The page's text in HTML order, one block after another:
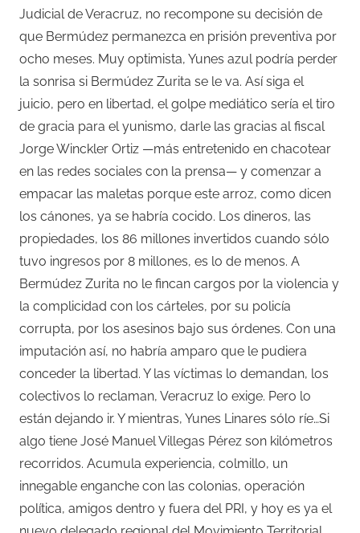
Judicial de Veracruz, no recompone su decisión de
que Bermúdez permanezca en prisión preventiva por
ocho meses. Muy optimista, Yunes azul podría perder
la sonrisa si Bermúdez Zurita se le va. Así siga el
juicio, pero en libertad, el golpe mediático sería el tiro
de gracia para el yunismo, darle las gracias al fiscal
Jorge Winckler Ortiz —más entretenido en chacotear
en las redes sociales con la prensa— y comenzar a
empacar las maletas porque este arroz, como dicen
los cánones, ya se habría cocido. Los dineros, las
propiedades, los 86 millones invertidos cuando sólo
tuvo ingresos por 8 millones, es lo de menos. A
Bermúdez Zurita no le fincan cargos por la violencia y
la complicidad con los cárteles, por su policía
corrupta, por los asesinos bajo sus órdenes. Con una
imputación así, no habría amparo que le pudiera
conceder la libertad. Y las víctimas lo demandan, los
colectivos lo reclaman, Veracruz lo exige. Pero lo
están dejando ir. Y mientras, Yunes Linares sólo ríe…Si
algo tiene José Manuel Villegas Pérez son kilómetros
recorridos. Acumula experiencia, colmillo, un
innegable enganche con las colonias, operación
política, amigos dentro y fuera del PRI, y hoy es ya el